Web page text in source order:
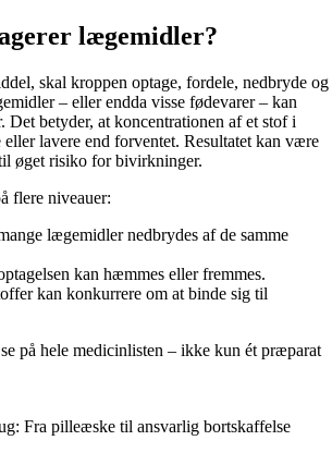
lægemidler?
skal kroppen optage, fordele, nedbryde og
– eller endda visse fødevarer – kan
Det betyder, at koncentrationen af et stof i
lavere end forventet. Resultatet kan være
øget risiko for bivirkninger.
flere niveauer:
lægemidler nedbrydes af de samme
kan hæmmes eller fremmes.
kan konkurrere om at binde sig til
på hele medicinlisten – ikke kun ét præparat
Fra pilleæske til ansvarlig bortskaffelse